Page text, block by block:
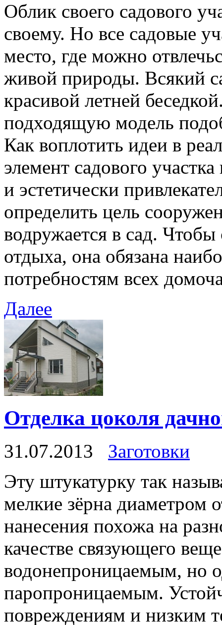
Облик своего садового
своему. Но все садовые
место, где можно
живой природы. Всякий
красивой летней
подходящую модель
Как воплотить идеи в
элемент садового
и эстетически
определить цель
водружается в сад.
отдыха, она обязана
потребностям всех
Далее
Отделка цоколя
31.07.2013
Заготовки
Эту штукатурку так
мелкие зёрна диаметром
нанесения похожа на
качестве связующего
водонепроницаемым, но
паропроницаемым.
повреждениям и низким